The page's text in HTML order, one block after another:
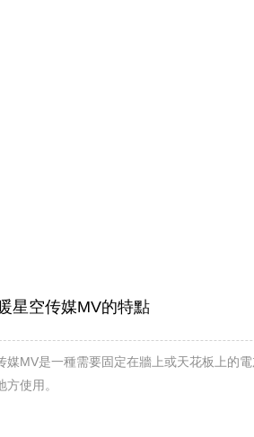
星空传媒MV的特點
MV是一種需要固定在牆上或天花板上的電加熱產
用。